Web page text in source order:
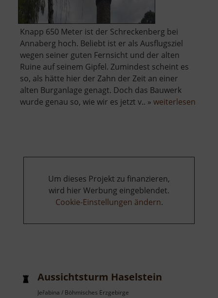
Knapp 650 Meter ist der Schreckenberg bei
Annaberg hoch. Beliebt ist er als Ausflugsziel
wegen seiner guten Fernsicht und der alten
Ruine auf seinem Gipfel. Zumindest scheint es
so, als hätte hier der Zahn der Zeit an einer
alten Burganlage genagt. Doch das Bauwerk
wurde genau so, wie wir es jetzt v.. » weiterlesen
Um dieses Projekt zu finanzieren,
wird hier Werbung eingeblendet.
Cookie-Einstellungen ändern.
Aussichtsturm Haselstein
Jeřabina / Böhmisches Erzgebirge